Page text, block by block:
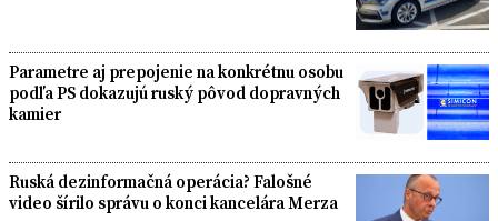
Parametre aj prepojenie na konkrétnu osobu
podľa PS dokazujú ruský pôvod dopravných
kamier
Ruská dezinformačná operácia? Falošné
video šírilo správu o konci kancelára Merza